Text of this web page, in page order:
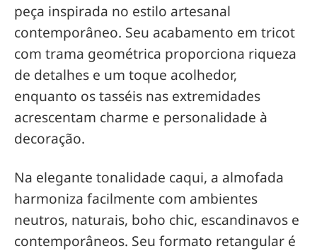
peça inspirada no estilo artesanal
contemporâneo. Seu acabamento em tricot
com trama geométrica proporciona riqueza
de detalhes e um toque acolhedor,
enquanto os tasséis nas extremidades
acrescentam charme e personalidade à
decoração.
Na elegante tonalidade caqui, a almofada
harmoniza facilmente com ambientes
neutros, naturais, boho chic, escandinavos e
contemporâneos. Seu formato retangular é